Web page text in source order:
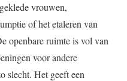
vrouwen,
of het etaleren van
openbare ruimte is vol van
voor andere
slecht. Het geeft een